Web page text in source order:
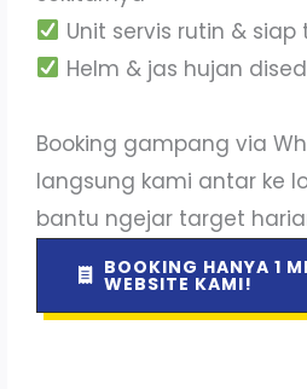
Unit servis rutin & siap
Helm & jas hujan
Booking gampang via
langsung kami antar ke
bantu ngejar target
BOOKING HANYA 1
WEBSITE KAMI!